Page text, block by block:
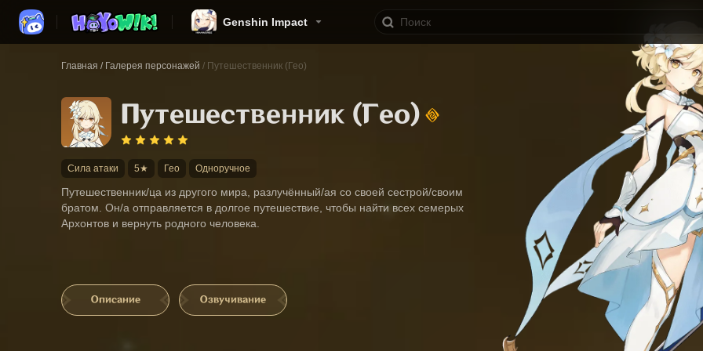
Genshin Impact
Главная / Галерея персонажей / Путешественник (Гео)
Путешественник (Гео)
Сила атаки 5★ Гео Одноручное
Путешественник/ца из другого мира, разлучённый/ая со своей сестрой/своим
братом. Он/а отправляется в долгое путешествие, чтобы найти всех семерых
Архонтов и вернуть родного человека.
Описание Озвучивание